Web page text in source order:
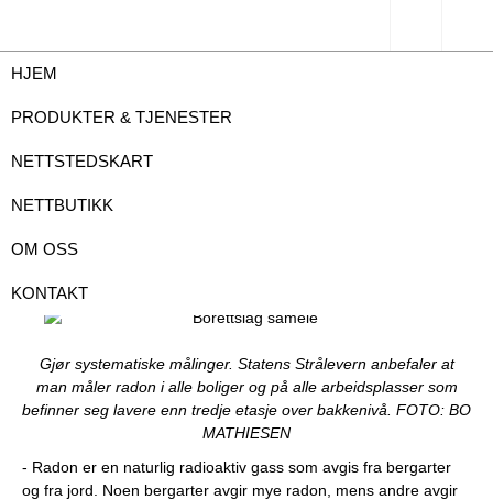
HJEM
PRODUKTER & TJENESTER
NETTSTEDSKART
NETTBUTIKK
OM OSS
KONTAKT
Få bukt med usikkerheten rundt radon
Det er ikke pålagt å måle radon i borettslag og sameier for
vedlikeholdet bør allikevel styrene sørge for at det
gjøres systematiske målinger.
Gjør systematiske målinger. Statens Strålevern anbefaler at
man måler radon i alle boliger og på alle arbeidsplasser som
befinner seg lavere enn tredje etasje over bakkenivå. FOTO: BO
MATHIESEN
- Radon er en naturlig radioaktiv gass som avgis fra bergarter
og fra jord. Noen bergarter avgir mye radon, mens andre avgir